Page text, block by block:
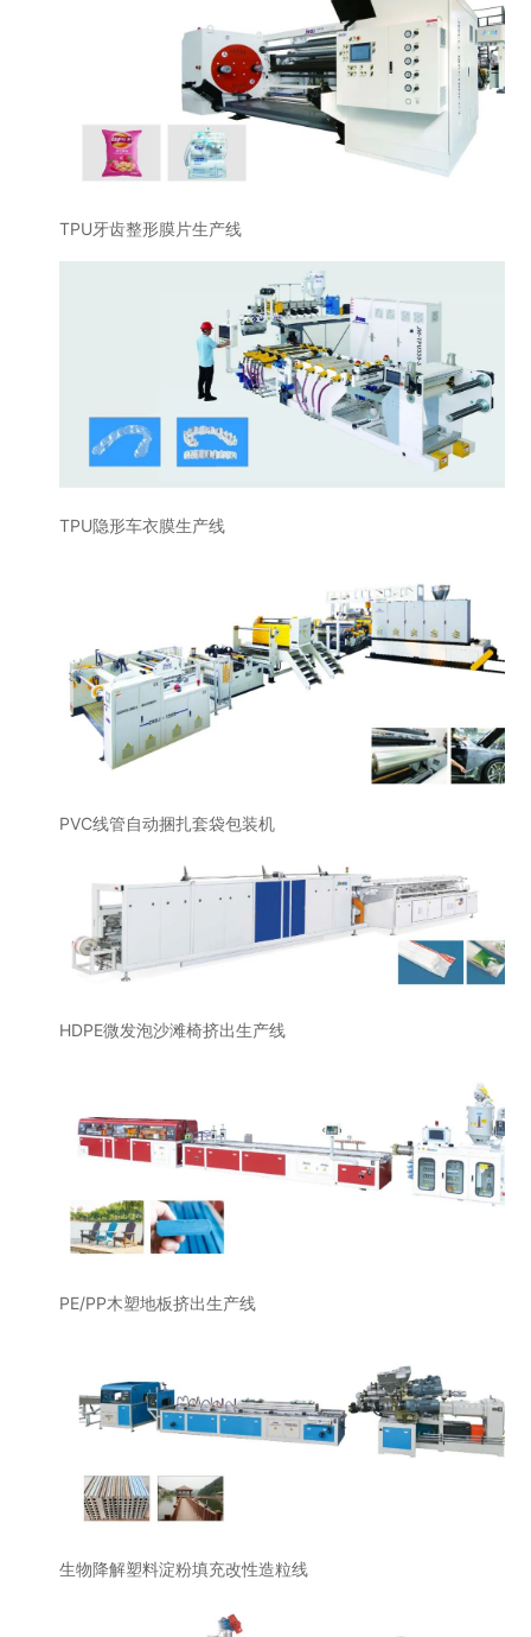
TPU牙齿整形膜片生产线
TPU隐形车衣膜生产线
PVC线管自动捆扎套袋包装机
HDPE微发泡沙滩椅挤出生产线
PE/PP木塑地板挤出生产线
生物降解塑料淀粉填充改性造粒线